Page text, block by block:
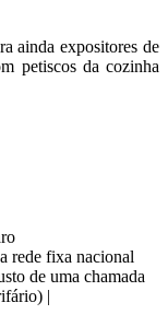
ainda expositores de
petiscos da cozinha
rede fixa nacional
de uma chamada
|